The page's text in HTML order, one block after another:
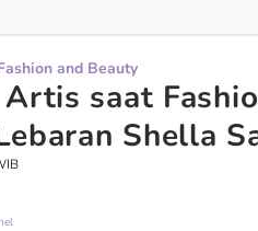
and Beauty
saat
Shella